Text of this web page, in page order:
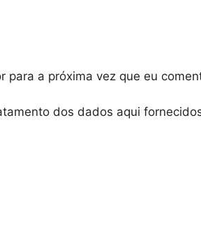
para a próxima vez que eu
dos dados aqui